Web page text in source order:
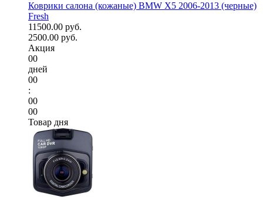
Коврики салона (кожаные) BMW X5 2006-2013 (черные)
Fresh
11500.00 руб.
2500.00 руб.
Акция
00
дней
00
:
00
00
Товар дня